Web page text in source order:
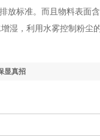
放标准。而且物料表面含
，利用水雾控制粉尘
显真招